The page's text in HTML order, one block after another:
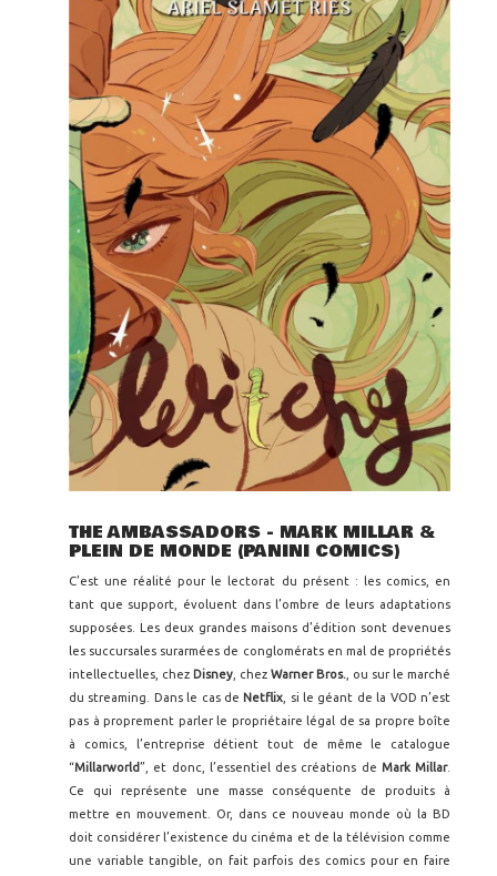
THE AMBASSADORS - MARK MILLAR &
PLEIN DE MONDE (PANINI COMICS)
C’est une réalité pour le lectorat du présent : les comics, en
tant que support, évoluent dans l’ombre de leurs adaptations
supposées. Les deux grandes maisons d’édition sont devenues
les succursales surarmées de conglomérats en mal de propriétés
intellectuelles, chez Disney , chez Warner Bros. , ou sur le marché
du streaming. Dans le cas de Netflix , si le géant de la VOD n’est
pas à proprement parler le propriétaire légal de sa propre boîte
à comics, l’entreprise détient tout de même le catalogue
“Millarworld”, et donc, l’essentiel des créations de Mark Millar.
Ce qui représente une masse conséquente de produits à
mettre en mouvement. Or, dans ce nouveau monde où la BD
doit considérer l’existence du cinéma et de la télévision comme
une variable tangible, on fait parfois des comics pour en faire